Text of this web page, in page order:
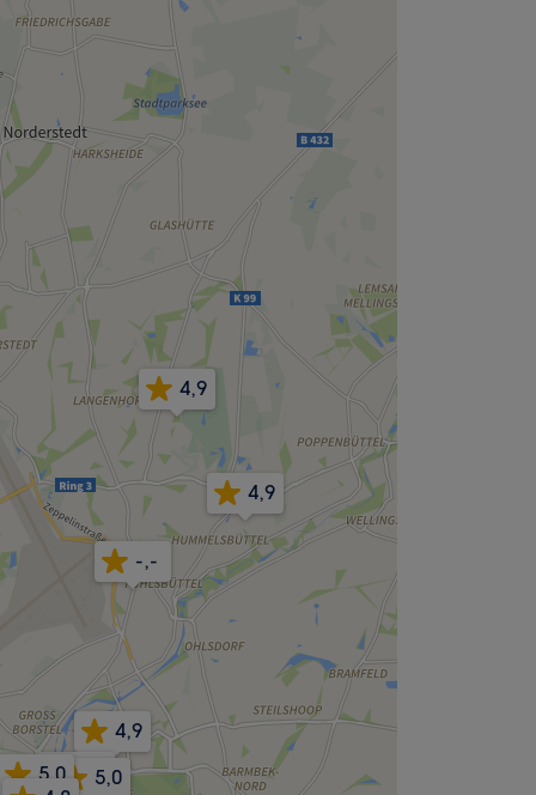
4,9
4,85,0
4,9
4,9
-,-
5,0